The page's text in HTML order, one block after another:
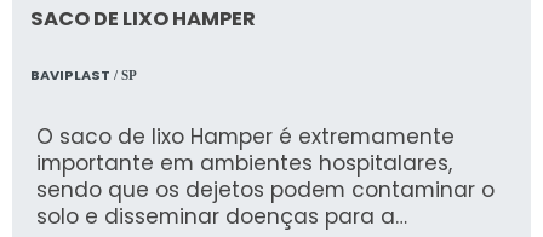
SACO DE LIXO HAMPER
BAVIPLAST / SP
O saco de lixo Hamper é extremamente
importante em ambientes hospitalares,
sendo que os dejetos podem contaminar o
solo e disseminar doenças para a